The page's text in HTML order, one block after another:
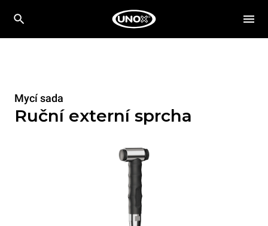
Mycí sada
Ruční externí sprcha